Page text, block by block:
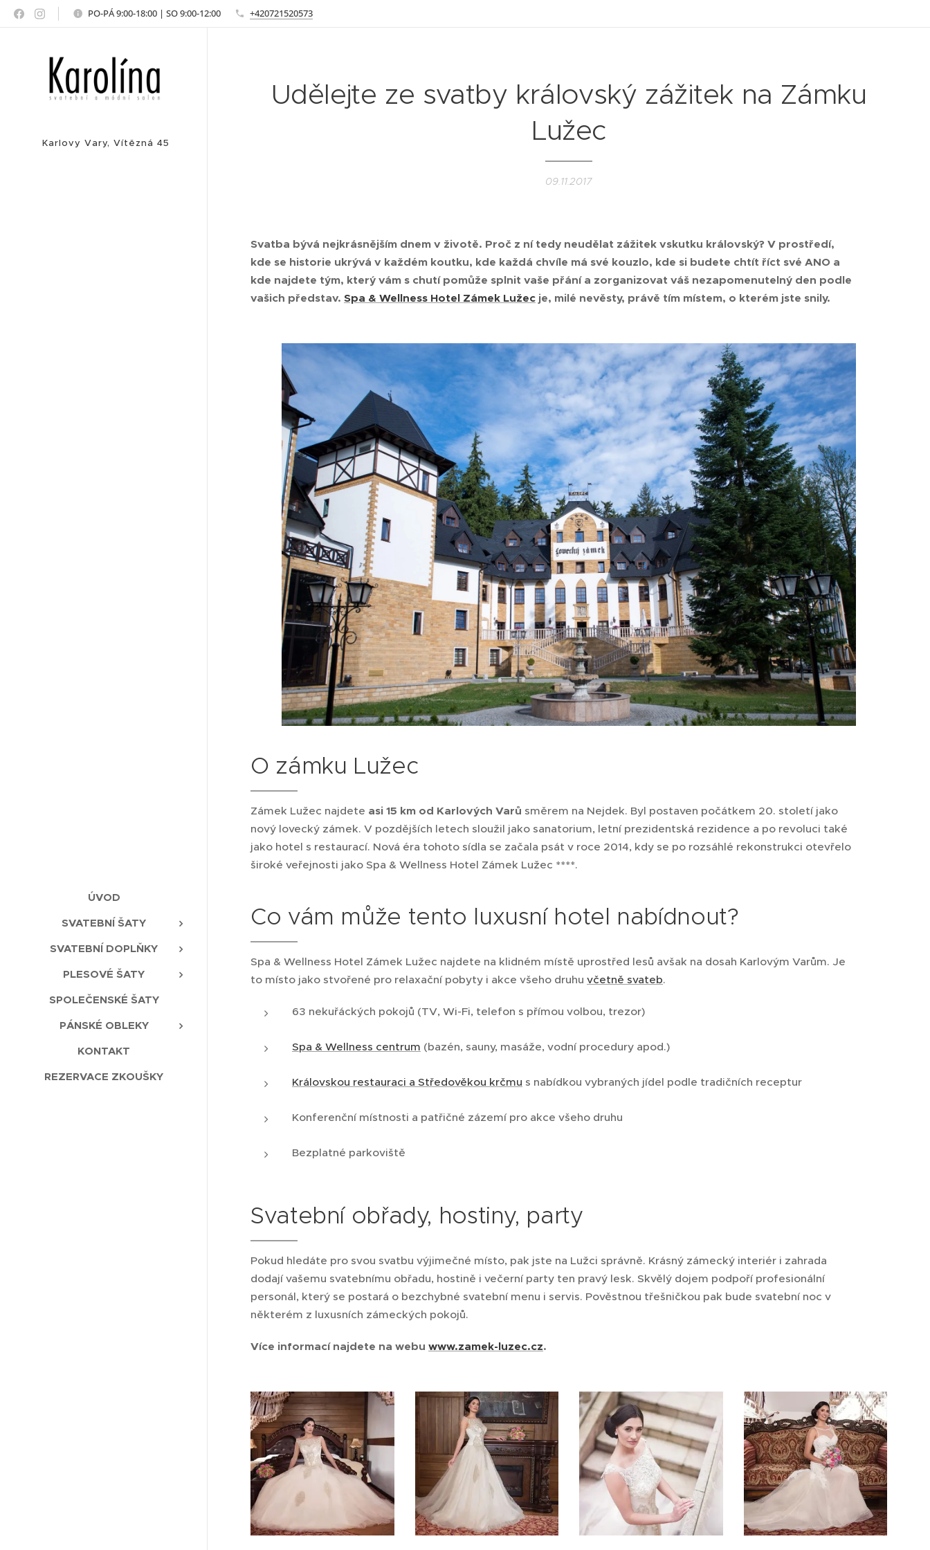
PO-PÁ 9:00-18:00 | SO 9:00-12:00 +420721520573
Karlovy Vary, Vítězná 45
ÚVOD
SVATEBNÍ ŠATY
SVATEBNÍ DOPLŇKY
PLESOVÉ ŠATY
SPOLEČENSKÉ ŠATY
PÁNSKÉ OBLEKY
KONTAKT
REZERVACE ZKOUŠKY
Udělejte ze svatby královský zážitek na Zámku
Lužec
09.11.2017
Svatba bývá nejkrásnějším dnem v životě. Proč z ní tedy neudělat zážitek vskutku královský? V prostředí,
kde se historie ukrývá v každém koutku, kde každá chvíle má své kouzlo, kde si budete chtít říct své ANO a
kde najdete tým, který vám s chutí pomůže splnit vaše přání a zorganizovat váš nezapomenutelný den podle
vašich představ. Spa & Wellness Hotel Zámek Lužec je, milé nevěsty, právě tím místem, o kterém jste snily.
O zámku Lužec
Zámek Lužec najdete asi 15 km od Karlových Varů směrem na Nejdek. Byl postaven počátkem 20. století jako
nový lovecký zámek. V pozdějších letech sloužil jako sanatorium, letní prezidentská rezidence a po revoluci také
jako hotel s restaurací. Nová éra tohoto sídla se začala psát v roce 2014, kdy se po rozsáhlé rekonstrukci otevřelo
široké veřejnosti jako Spa & Wellness Hotel Zámek Lužec ****.
Co vám může tento luxusní hotel nabídnout?
Spa & Wellness Hotel Zámek Lužec najdete na klidném místě uprostřed lesů avšak na dosah Karlovým Varům. Je
to místo jako stvořené pro relaxační pobyty i akce všeho druhu včetně svateb.
63 nekuřáckých pokojů (TV, Wi-Fi, telefon s přímou volbou, trezor)
Spa & Wellness centrum (bazén, sauny, masáže, vodní procedury apod.)
Královskou restauraci a Středověkou krčmu s nabídkou vybraných jídel podle tradičních receptur
Konferenční místnosti a patřičné zázemí pro akce všeho druhu
Bezplatné parkoviště
Svatební obřady, hostiny, party
Pokud hledáte pro svou svatbu výjimečné místo, pak jste na Lužci správně. Krásný zámecký interiér i zahrada
dodají vašemu svatebnímu obřadu, hostině i večerní party ten pravý lesk. Skvělý dojem podpoří profesionální
personál, který se postará o bezchybné svatební menu i servis. Pověstnou třešničkou pak bude svatební noc v
některém z luxusních zámeckých pokojů.
Více informací najdete na webu www.zamek-luzec.cz.